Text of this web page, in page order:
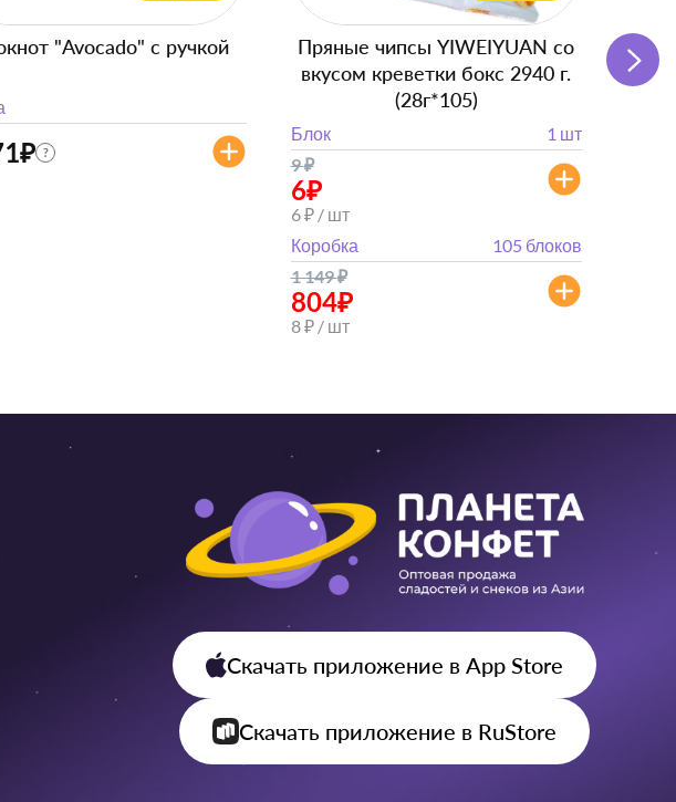
"Avocado" с ручкой
₽ ?
Пряные чипсы YIWEIYUAN со
вкусом креветки бокс 2940 г.
(28г*105)
Блок
1 шт
9₽
6₽
6 ₽ / шт
Коробка
105 блоков
1 149₽
804₽
8 ₽ / шт
Скачать приложение в App Store
Скачать приложение в RuStore